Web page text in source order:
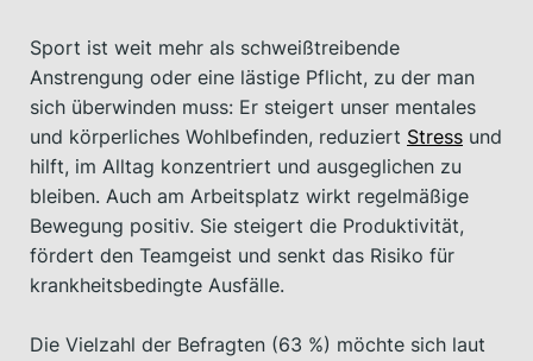
Sport ist weit mehr als schweißtreibende
Anstrengung oder eine lästige Pflicht, zu der man
sich überwinden muss: Er steigert unser mentales
und körperliches Wohlbefinden, reduziert Stress und
hilft, im Alltag konzentriert und ausgeglichen zu
bleiben. Auch am Arbeitsplatz wirkt regelmäßige
Bewegung positiv. Sie steigert die Produktivität,
fördert den Teamgeist und senkt das Risiko für
krankheitsbedingte Ausfälle.
Die Vielzahl der Befragten (63 %) möchte sich laut